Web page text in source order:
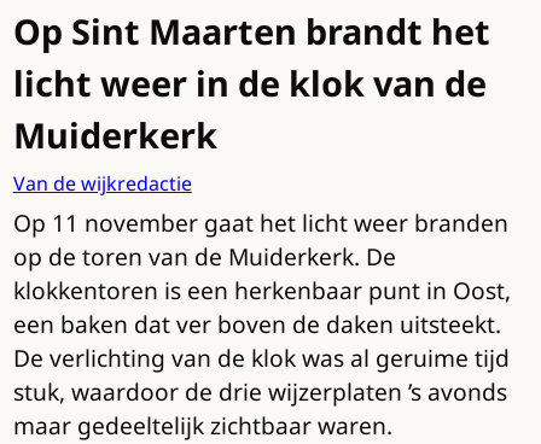
Op Sint Maarten brandt het
licht weer in de klok van de
Muiderkerk
Van de wijkredactie
Op 11 november gaat het licht weer branden
op de toren van de Muiderkerk. De
klokkentoren is een herkenbaar punt in Oost,
een baken dat ver boven de daken uitsteekt.
De verlichting van de klok was al geruime tijd
stuk, waardoor de drie wijzerplaten ’s avonds
maar gedeeltelijk zichtbaar waren.